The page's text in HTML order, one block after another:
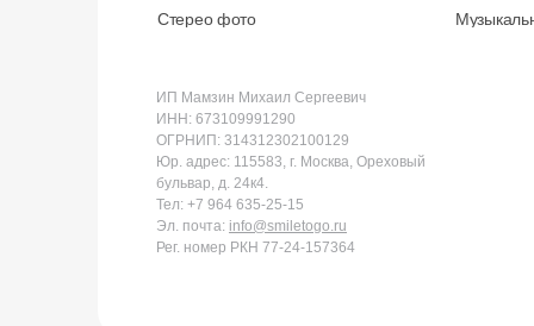
Стерео фото
ИП Мамзин Михаил Сергеевич
ИНН: 673109991290
ОГРНИП: 314312302100129
Юр. адрес: 115583, г. Москва, Ореховый
бульвар, д. 24к4.
Тел: +7 964 635-25-15
Эл. почта: info@smiletogo.ru
Рег. номер РКН 77-24-157364